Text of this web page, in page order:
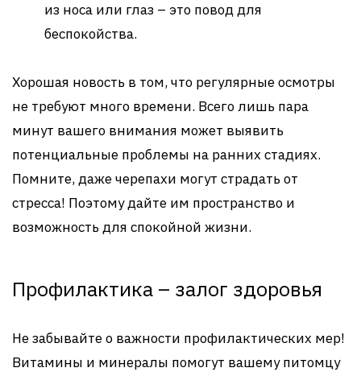
из носа или глаз – это повод для
беспокойства.
Хорошая новость в том, что регулярные осмотры
не требуют много времени. Всего лишь пара
минут вашего внимания может выявить
потенциальные проблемы на ранних стадиях.
Помните, даже черепахи могут страдать от
стресса! Поэтому дайте им пространство и
возможность для спокойной жизни.
Профилактика – залог здоровья
Не забывайте о важности профилактических мер!
Витамины и минералы помогут вашему питомцу